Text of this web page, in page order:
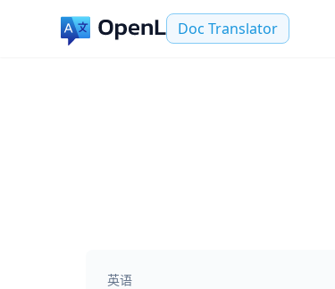
Doc Translator
英语